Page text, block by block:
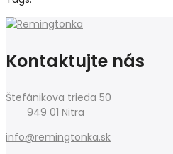
Kontaktujte nás
Štefánikova trieda 50
949 01 Nitra
info@remingtonka.sk